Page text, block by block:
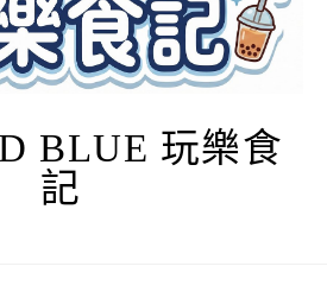
BLUE 玩樂食
記